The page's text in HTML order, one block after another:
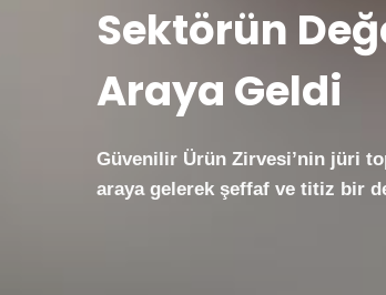
Sektörün
Araya Geldi
Güvenilir Ürün Zirvesi’nin jüri
araya gelerek şeffaf ve titiz bir